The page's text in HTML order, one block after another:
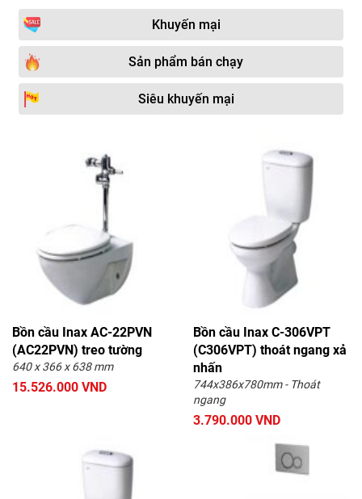
Khuyến mại
Sản phẩm bán chạy
Siêu khuyến mại
Bồn cầu Inax AC-22PVN
(AC22PVN) treo tường
640 x 366 x 638 mm
15.526.000 VND
Bồn cầu Inax C-306VPT
(C306VPT) thoát ngang xả
nhấn
744x386x780mm - Thoát
ngang
3.790.000 VND